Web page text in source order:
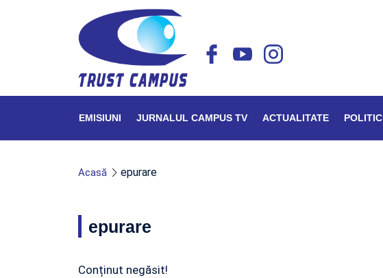
EMISIUNI JURNALUL CAMPUS TV ACTUALITATE POLITIC
Acasă epurare
epurare
Conținut negăsit!